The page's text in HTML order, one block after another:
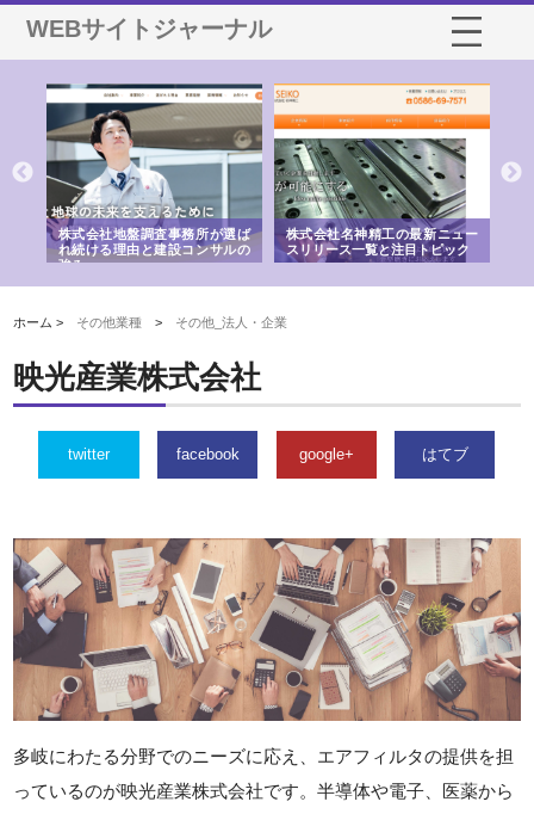
WEBサイトジャーナル
株式会社地盤調査事務所が選ば
れ続ける理由と建設コンサルの
強み
株式会社名神精工の最新ニュー
スリリース一覧と注目トピック
ホーム > その他業種 > その他_法人・企業
映光産業株式会社
twitter facebook google+ はてブ
多岐にわたる分野でのニーズに応え、エアフィルタの提供を担
っているのが映光産業株式会社です。半導体や電子、医薬から